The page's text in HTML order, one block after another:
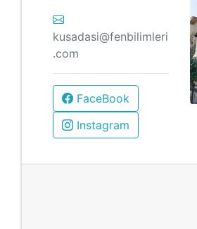
kusadasi@fenbilimleri
.com
FaceBook
Instagram